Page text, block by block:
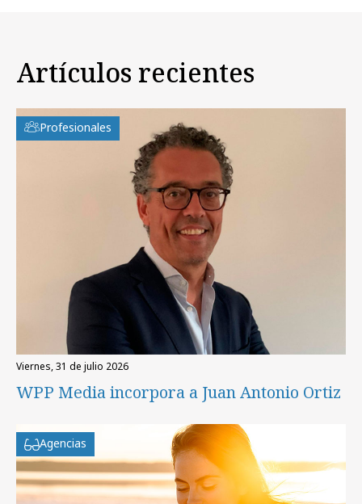
Artículos recientes
Profesionales
viernes, 31 de julio 2026
WPP Media incorpora a Juan Antonio Ortiz
Agencias